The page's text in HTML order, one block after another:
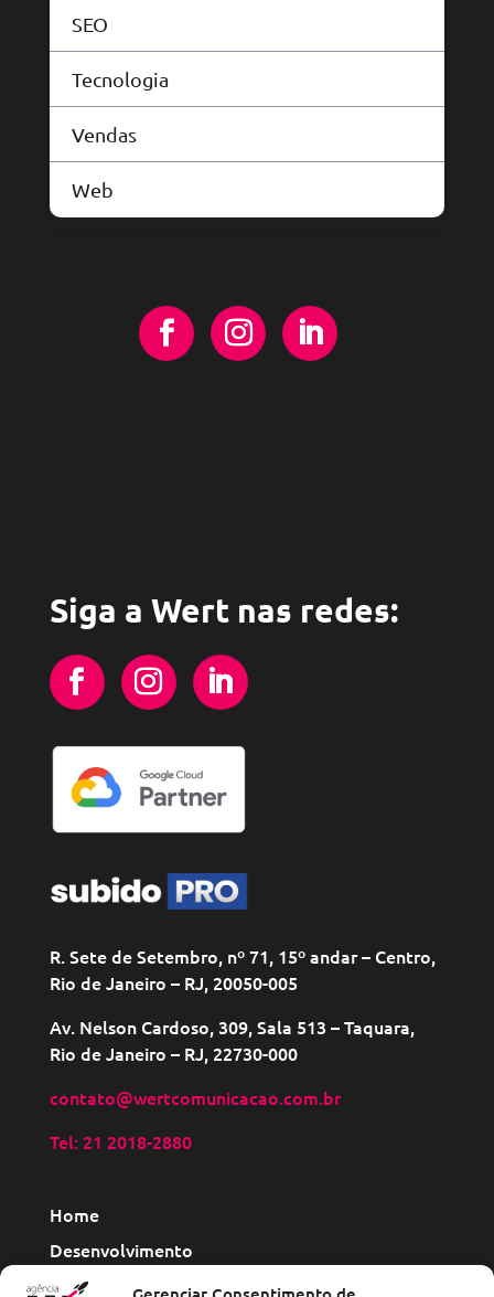
SEO
Tecnologia
Vendas
Web
Siga a Wert nas redes:
R. Sete de Setembro, nº 71, 15º andar – Centro,
Rio de Janeiro – RJ, 20050-005
Av. Nelson Cardoso, 309, Sala 513 – Taquara,
Rio de Janeiro – RJ, 22730-000
contato@wertcomunicacao.com.br
Tel: 21 2018-2880
Home
Desenvolvimento
Site institucional